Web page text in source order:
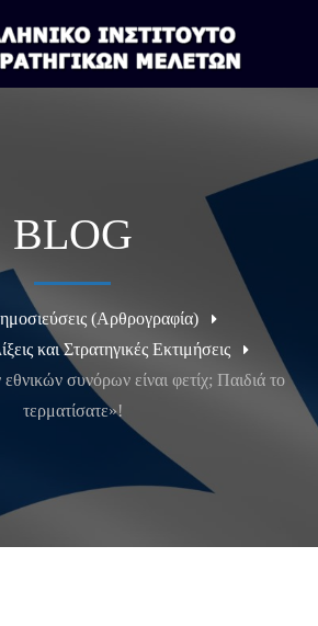
BLOG
(Αρθρογραφία)
και Στρατηγικές Εκτιμήσεις
συνόρων είναι φετίχ; Παιδιά το
τερματίσατε»!